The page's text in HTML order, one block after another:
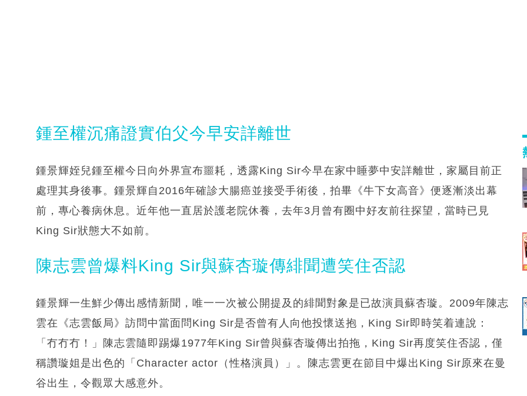
鍾至權沉痛證實伯父今早安詳離世
鍾景輝姪兒鍾至權今日向外界宣布噩耗，透露King Sir今早在家中睡夢中安詳離世，家屬目前正
處理其身後事。鍾景輝自2016年確診大腸癌並接受手術後，拍畢《牛下女高音》便逐漸淡出幕
前，專心養病休息。近年他一直居於護老院休養，去年3月曾有圈中好友前往探望，當時已見
King Sir狀態大不如前。
陳志雲曾爆料King Sir與蘇杏璇傳緋聞遭笑住否認
鍾景輝一生鮮少傳出感情新聞，唯一一次被公開提及的緋聞對象是已故演員蘇杏璇。2009年陳志
雲在《志雲飯局》訪問中當面問King Sir是否曾有人向他投懷送抱，King Sir即時笑着連說：
「冇冇冇！」陳志雲隨即踢爆1977年King Sir曾與蘇杏璇傳出拍拖，King Sir再度笑住否認，僅
稱讚璇姐是出色的「Character actor（性格演員）」。陳志雲更在節目中爆出King Sir原來在曼
谷出生，令觀眾大感意外。